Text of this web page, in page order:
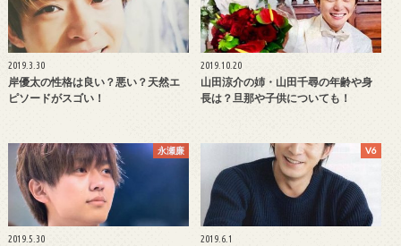
2019.3.30
岸優太の性格は良い？悪い？天然エ
ピソードがスゴい！
2019.10.20
山田涼介の姉・山田千尋の年齢や身
長は？旦那や子供についても！
永瀬廉
2019.5.30
V6
2019.6.1